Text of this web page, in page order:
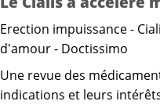
Erection impuissance -
d'amour - Doctissimo
Une revue des
indications et leurs